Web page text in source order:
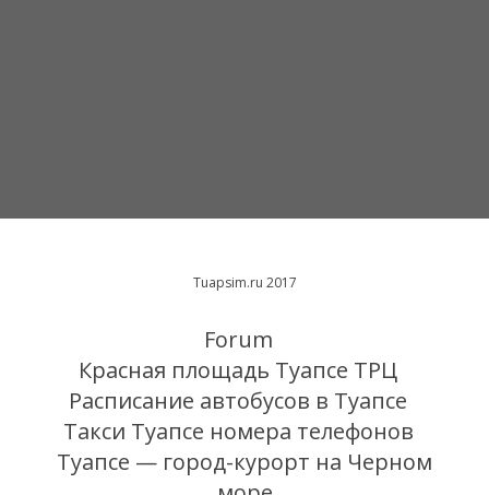
Tuapsim.ru 2017
Forum
Красная площадь Туапсе ТРЦ
Расписание автобусов в Туапсе
Такси Туапсе номера телефонов
Туапсе — город-курорт на Черном